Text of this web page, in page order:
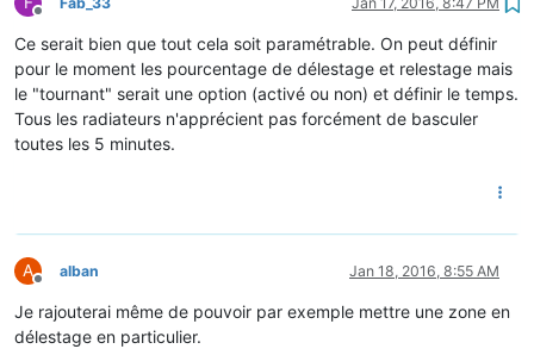
Offline
Ce serait bien que tout cela soit paramétrable. On peut définir
pour le moment les pourcentage de délestage et relestage mais
le "tournant" serait une option (activé ou non) et définir le temps.
Tous les radiateurs n'apprécient pas forcément de basculer
toutes les 5 minutes.
A
Offline
alban Jan 18, 2016, 8:55 AM
Je rajouterai même de pouvoir par exemple mettre une zone en
délestage en particulier.